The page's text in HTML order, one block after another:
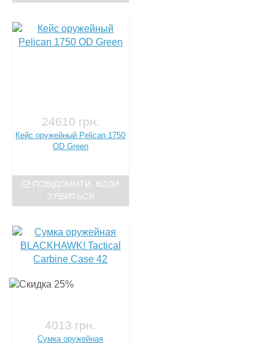
24610 грн.
Кейс оружейный Pelican 1750
OD Green
ПОВІДОМИТИ, КОЛИ
З'ЯВИТЬСЯ
4013 грн.
Сумка оружейная